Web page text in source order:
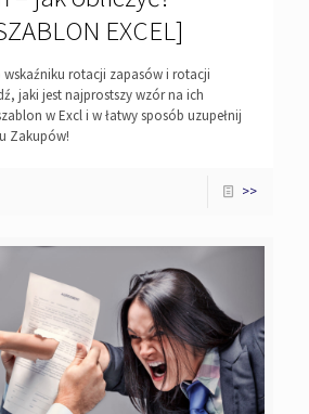
EXCEL]
wskaźniku rotacji zapasów i rotacji
jaki jest najprostszy wzór na ich
w Excl i w łatwy sposób uzupełnij
Zakupów!
>>